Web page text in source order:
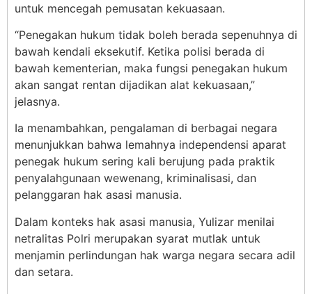
untuk mencegah pemusatan kekuasaan.
“Penegakan hukum tidak boleh berada sepenuhnya di
bawah kendali eksekutif. Ketika polisi berada di
bawah kementerian, maka fungsi penegakan hukum
akan sangat rentan dijadikan alat kekuasaan,”
jelasnya.
Ia menambahkan, pengalaman di berbagai negara
menunjukkan bahwa lemahnya independensi aparat
penegak hukum sering kali berujung pada praktik
penyalahgunaan wewenang, kriminalisasi, dan
pelanggaran hak asasi manusia.
Dalam konteks hak asasi manusia, Yulizar menilai
netralitas Polri merupakan syarat mutlak untuk
menjamin perlindungan hak warga negara secara adil
dan setara.